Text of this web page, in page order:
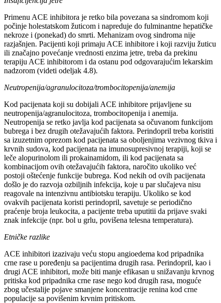
Primenu ACE inhibitora je retko bila povezana sa sindromom koji
počinje holestatskom žuticom i napreduje do fulminantne hepatičke
nekroze i (ponekad) do smrti. Mehanizam ovog sindroma nije
razjašnjen. Pacijenti koji primaju ACE inhibitore i koji razviju žuticu
ili značajno povećanje vrednosti enzima jetre, treba da prekinu
terapiju ACE inhibitorom i da ostanu pod odgovarajućim lekarskim
nadzorom (videti odeljak 4.8).
Neutropenija/agranulocitoza/trombocitopenija/anemija
Kod pacijenata koji su dobijali ACE inhibitore prijavljene su
neutropenija/agranulocitoza, trombocitopenija i anemija.
Neutropenija se retko javlja kod pacijenata sa očuvanom funkcijom
bubrega i bez drugih otežavajućih faktora. Perindopril treba koristiti
sa izuzetnim oprezom kod pacijenata sa oboljenjima vezivnog tkiva i
krvnih sudova, kod pacijenata na imunosupresivnoj terapiji, koji se
leče alopurinolom ili prokainamidom, ili kod pacijenata sa
kombinacijom ovih otežavajućih faktora, naročito ukoliko već
postoji oštećenje funkcije bubrega. Kod nekih od ovih pacijenata
došlo je do razvoja ozbiljnih infekcija, koje u par slučajeva nisu
reagovale na intenzivnu antibiotsku terapiju. Ukoliko se kod
ovakvih pacijenata koristi perindopril, savetuje se periodično
praćenje broja leukocita, a pacijente treba uputitii da prijave svaki
znak infekcije (npr. bol u grlu, povišena telesna temperatura).
Etničke razlike
ACE inhibitori izazivaju veću stopu angioedema kod pripadnika
crne rase u poređenju sa pacijentima drugih rasa. Perindopril, kao i
drugi ACE inhibitori, može biti manje efikasan u snižavanju krvnog
pritiska kod pripadnika crne rase nego kod drugih rasa, moguće
zbog učestalije pojave smanjene koncentracije renina kod crne
populacije sa povišenim krvnim pritiskom.